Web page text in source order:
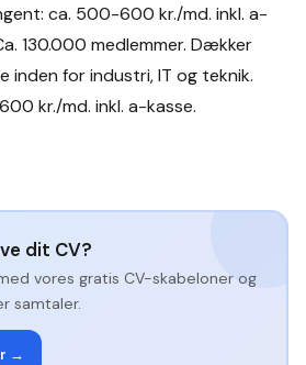
ca. 500-600 kr./md. inkl. a-
130.000 medlemmer. Dækker
for industri, IT og teknik.
kr./md. inkl. a-kasse.
dit CV?
vores gratis CV-skabeloner og
samtaler.
→